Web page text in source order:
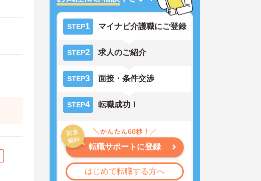
STEP1 マイナビ介護職にご登録
STEP2 求人のご紹介
STEP3 面接・条件交渉
STEP4 転職成功！
転職サポートに登録
はじめて転職する方へ